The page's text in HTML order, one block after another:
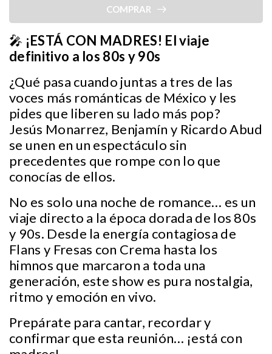
COMPRAR
🎤 ¡ESTÁ CON MADRES! El viaje
definitivo a los 80s y 90s
¿Qué pasa cuando juntas a tres de las
voces más románticas de México y les
pides que liberen su lado más pop?
Jesús Monarrez, Benjamín y Ricardo Abud
se unen en un espectáculo sin
precedentes que rompe con lo que
conocías de ellos.
No es solo una noche de romance… es un
viaje directo a la época dorada de los 80s
y 90s. Desde la energía contagiosa de
Flans y Fresas con Crema hasta los
himnos que marcaron a toda una
generación, este show es pura nostalgia,
ritmo y emoción en vivo.
Prepárate para cantar, recordar y
confirmar que esta reunión… ¡está con